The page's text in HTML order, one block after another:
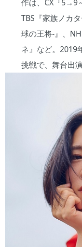
作は、CX『5→9
TBS『家族ノカ
球の王将-』、
ネ』など。2019
挑戦で、舞台出